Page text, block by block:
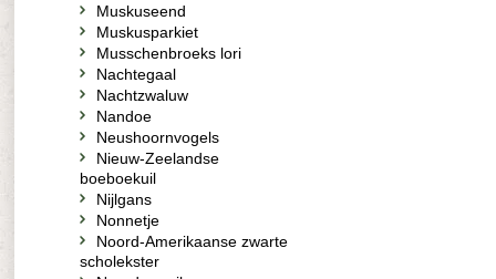
Muskuseend
Muskusparkiet
Musschenbroeks lori
Nachtegaal
Nachtzwaluw
Nandoe
Neushoornvogels
Nieuw-Zeelandse
boeboekuil
Nijlgans
Nonnetje
Noord-Amerikaanse zwarte
scholekster